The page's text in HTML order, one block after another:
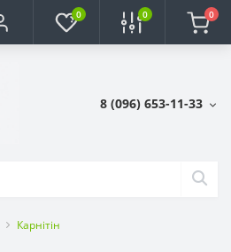
0 0 0
8 (096) 653-11-33
Карнітін